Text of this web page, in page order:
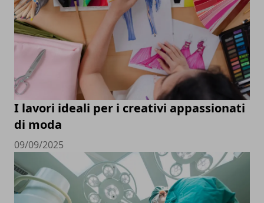
I lavori ideali per i creativi appassionati
di moda
09/09/2025